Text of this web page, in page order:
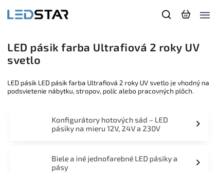
LED pásik farba Ultrafiová 2 roky UV
svetlo
LED pásik LED pásik farba Ultrafiová 2 roky UV svetlo je vhodný na
podsvietenie nábytku, stropov, políc alebo pracovných plôch.
Konfigurátory hotových sád – LED
pásiky na mieru 12V, 24V a 230V
Biele a iné jednofarebné LED pásiky a
pásy